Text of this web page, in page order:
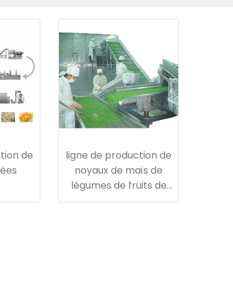
de
ligne de production de
noyaux de maïs de
légumes de fruits de
pois de haricots